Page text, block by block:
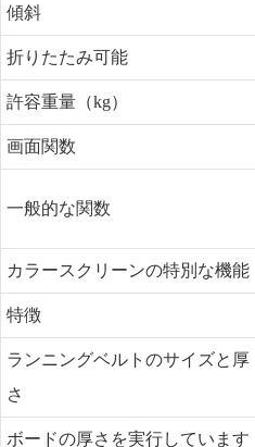
傾斜
折りたたみ可能
許容重量（kg）
画面関数
一般的な関数
カラースクリーンの特別な機能
特徴
ランニングベルトのサイズと厚
さ
ボードの厚さを実行しています